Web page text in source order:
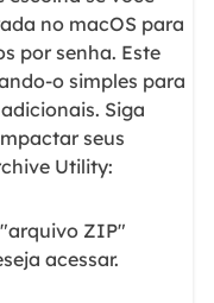
no macOS para
por senha. Este
o simples para
Siga
seus
Utility:
ZIP"
acessar.